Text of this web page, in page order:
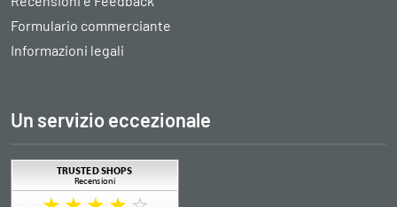
Formulario commerciante
Informazioni legali
Un servizio eccezionale